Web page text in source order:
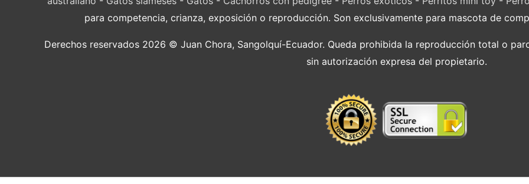
para competencia, crianza, exposición o reproducción. Son exclusivamente para mascota de
Derechos reservados 2026 © Juan Chora, Sangolquí-Ecuador. Queda prohibida la reproducción total o
sin autorización expresa del propietario.